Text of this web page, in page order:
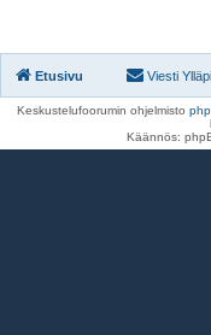
Etusivu Viesti
Keskustelufoorumin ohjelmisto
Käännös: